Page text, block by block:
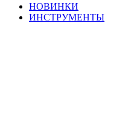
НОВИНКИ
ИНСТРУМЕНТЫ